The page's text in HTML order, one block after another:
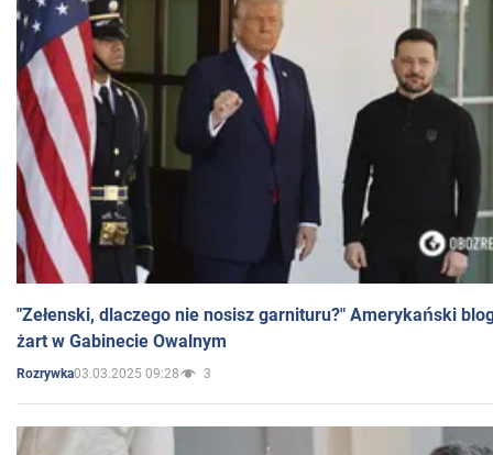
"Zełenski, dlaczego nie nosisz garnituru?" Amerykański
żart w Gabinecie Owalnym
Rozrywka03.03.2025 09:28 3